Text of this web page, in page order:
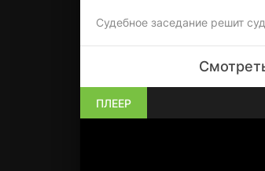
Судебное заседание решит
ПЛЕЕР